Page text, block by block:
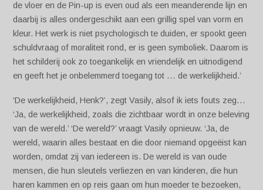
de vloer en de Pin-up is even oud als een meanderende lijn en
daarbij is alles ondergeschikt aan een grillig spel van vorm en
kleur. Het werk is niet psychologisch te duiden, er spookt geen
schuldvraag of moraliteit rond, er is geen symboliek. Daarom is
het schilderij ook zo toegankelijk en vriendelijk en uitnodigend
en geeft het je onbelemmerd toegang tot … de werkelijkheid.’
‘De werkelijkheid, Henk?’, zegt Vasily, alsof ik iets fouts zeg…
‘Ja, de werkelijkheid, zoals die zichtbaar wordt in onze beleving
van de wereld.’ ‘De wereld?’ vraagt Vasily opnieuw. ‘Ja, de
wereld, waarin alles bestaat en die door niemand opgeëist kan
worden, omdat zij van iedereen is. De wereld is van oude
mensen, die hun sleutels verliezen en van kinderen, die hun
haren kammen en op reis gaan om hun moeder te bezoeken,